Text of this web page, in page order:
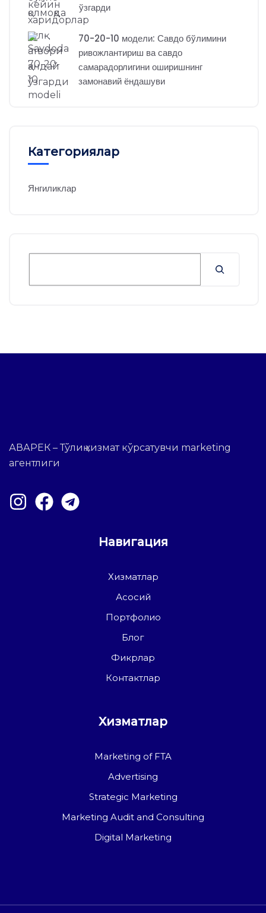
ўзгарди
70-20-10 модели: Савдо бўлимини
ривожлантириш ва савдо
самарадорлигини оширишнинг
замонавий ёндашуви
Категориялар
Янгиликлар
АВАРЕК – Тўлиқ хизмат кўрсатувчи marketing
агентлиги
Навигация
Хизматлар
Асосий
Портфолио
Блог
Фикрлар
Контактлар
Хизматлар
Marketing of FTA
Advertising
Strategic Marketing
Marketing Audit and Consulting
Digital Marketing